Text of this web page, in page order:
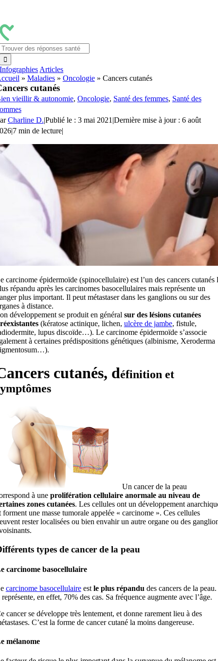
contenu
Infographies Articles
» Maladies» Oncologie» Cancers cutanés
cutanés
vieillir & autonomie, Oncologie, Santé des femmes, Santé des
Charline D.|Publié le : 3 mai 2021 |Dernière mise à jour : 6 août
|7 min de lecture|
carcinome épidermoïde (spinocellulaire) est l’un des cancers cutanés
répandu après les carcinomes basocellulaires mais représente un
plus important. Il peut métastaser dans les ganglions ou sur des
à distance.
développement se produit en général sur des lésions cutanées
(kératose actinique, lichen, ulcère de jambe, fistule,
lupus discoïde…). Le carcinome épidermoïde s’associe
à certaines prédispositions génétiques (albinisme, Xeroderma
cutanés, définition et
Un cancer de la peau
à une prolifération cellulaire anormale au niveau de
zones cutanées. Les cellules ont un développement
forment une masse tumorale appelée « carcinome ». Ces cellules
rester localisées ou bien envahir un autre organe ou des
types de cancer de la peau
carcinome basocellulaire
carcinome basocellulaireest le plus répandu des cancers de la peau.
en effet, 70% des cas. Sa fréquence augmente avec l’âge.
cancer se développe très lentement, et donne rarement lieu à des
C’est la forme de cancer cutané la moins dangereuse.
mélanome